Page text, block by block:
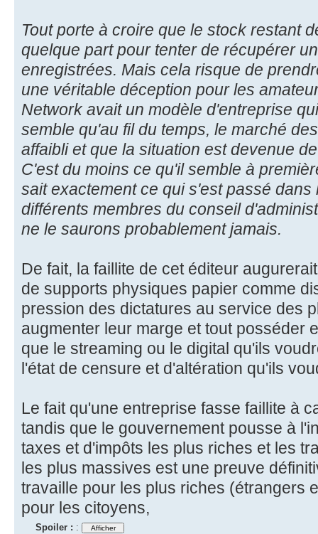
Tout porte à croire que le stock restant
quelque part pour tenter de récupérer
enregistrées. Mais cela risque de
une véritable déception pour les
Network avait un modèle d'entreprise
semble qu'au fil du temps, le marché
affaibli et que la situation est devenue
C'est du moins ce qu'il semble à
sait exactement ce qui s'est passé
différents membres du conseil
ne le saurons probablement jamais.
De fait, la faillite de cet éditeur
de supports physiques papier comme
pression des dictatures au service des
augmenter leur marge et tout posséder
que le streaming ou le digital qu'ils
l'état de censure et d'altération qu'ils
Le fait qu'une entreprise fasse faillite à
tandis que le gouvernement pousse à
taxes et d'impôts les plus riches et les
les plus massives est une preuve
travaille pour les plus riches (étrangers
pour les citoyens,
Spoiler : :